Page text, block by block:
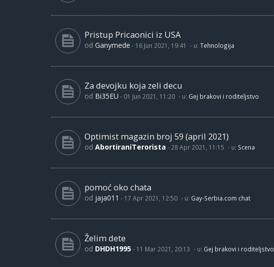
Pristup Pricaonici iz USA
od Ganymede - 16 Jun 2021, 19:41 - u: Tehnologija
Za devojku koja zeli decu
od Bi35EU - 01 Jun 2021, 11:20 - u: Gej brakovi i roditeljstvo
Optimist magazin broj 59 (april 2021)
od AbortiraniTerorista - 28 Apr 2021, 11:15 - u: Scena
pomoć oko chata
od jaja011 - 17 Apr 2021, 12:50 - u: Gay-Serbia.com chat
Želim dete
od DHDH1995 - 11 Mar 2021, 20:13 - u: Gej brakovi i roditeljstvo